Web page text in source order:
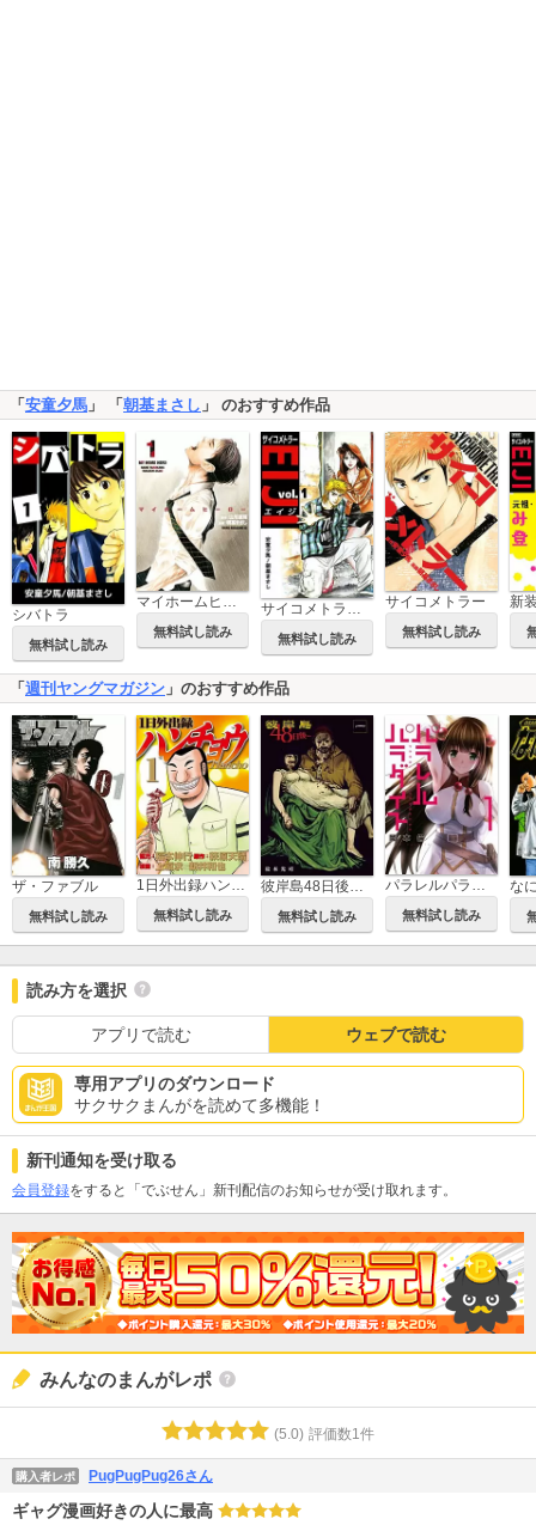
「安童夕馬 」 「朝基まさし 」 のおすすめ作品
シバトラ
無料試し読み
マイホームヒーロー
無料試し読み
サイコメトラーEIJI
無料試し読み
サイコメトラー
無料試し読み
「週刊ヤングマガジン 」のおすすめ作品
ザ・ファブル
無料試し読み
1日外出録ハンチョウ
無料試し読み
彼岸島48日後…
無料試し読み
パラレルパラダイス
無料試し読み
な
読み方を選択
アプリで読む ウェブで読む
専用アプリのダウンロード
サクサクまんがを読めて多機能！
新刊通知を受け取る
会員登録をすると「でぶせん」新刊配信のお知らせが受け取れます。
みんなのまんがレポ
(5.0) 評価数1件
購入者レポ PugPugPug26さん
ギャグ漫画好きの人に最高